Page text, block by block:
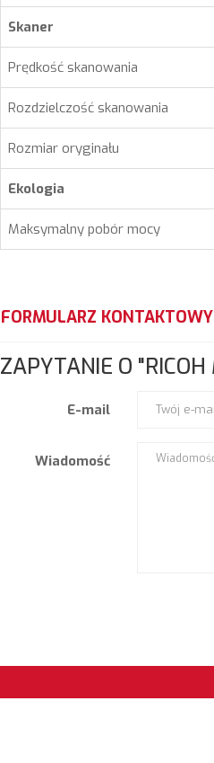
Skaner
Prędkość skanowania
Rozdzielczość skanowania
Rozmiar oryginału
Ekologia
Maksymalny pobór mocy
FORMULARZ KONTAKTOWY
ZAPYTANIE O
E-mail
Wiadomość